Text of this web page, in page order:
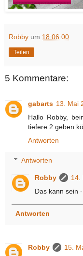
Robby um 18:06:00
Teilen
5 Kommentare:
gabarts 13. Mai
Hallo Robby,
tiefere 2 geben
Antworten
Antworten
Robby
14.
Das kann sein
Antworten
Robby
15.